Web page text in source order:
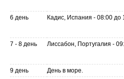
6 день Кадис, Испания - 08:00 до
7 - 8 день Лиссабон, Португалия -
9 день
День в море.